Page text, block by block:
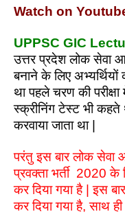
Watch on
UPPSC GIC
उत्तर प्रदेश लोक सेवा
बनाने के लिए अभ्यर्थियों
था पहले चरण की
स्क्रीनिंग टेस्ट भी कहते
करवाया जाता था |
परंतु इस बार लोक सेवा
प्रवक्ता भर्ती 2020
कर दिया गया है | इस
कर दिया गया है, साथ ही